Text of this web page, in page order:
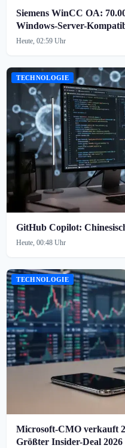
Siemens WinCC OA:
Windows-Server-
Heute, 02:59 Uhr
TECHNOLOGIE
GitHub Copilot:
Heute, 00:48 Uhr
TECHNOLOGIE
Microsoft-CMO verkauft
Größter Insider-Deal 2026